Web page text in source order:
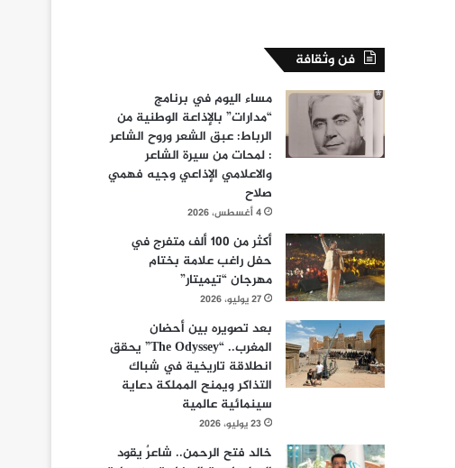
فن وثقافة
مساء اليوم في برنامج
“مدارات” بالإذاعة الوطنية من
الرباط: عبق الشعر وروح الشاعر
: لمحات من سيرة الشاعر
والاعلامي الإذاعي وجيه فهمي
صلاح
4 أغسطس، 2026
أكثر من 100 ألف متفرج في
حفل راغب علامة بختام
مهرجان “تيميتار”
27 يوليو، 2026
بعد تصويره بين أحضان
المغرب.. “The Odyssey” يحقق
انطلاقة تاريخية في شباك
التذاكر ويمنح المملكة دعاية
سينمائية عالمية
23 يوليو، 2026
خالد فتح الرحمن.. شاعرٌ يقود